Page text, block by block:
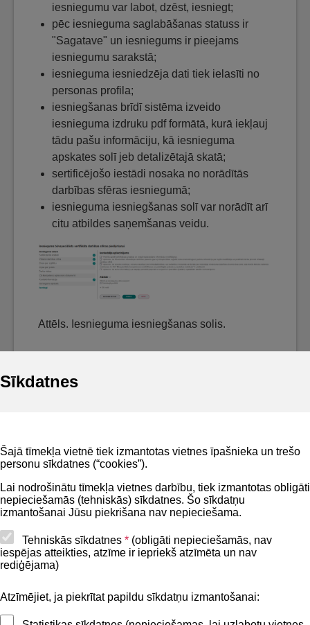
Sīkdatnes
Šajā tīmekļa vietnē tiek izmantotas vietnes īpašnieka un trešo
personu sīkdatnes (“cookies”).
Lai nodrošinātu tīmekļa vietnes darbību, tiek izmantotas obligāti
nepieciešamās (tehniskās) sīkdatnes. Šo sīkdatņu
izmantošanai Jūsu piekrišana nav nepieciešama.
Tehniskās sīkdatnes * (obligāti nepieciešamās, nav
iespējas atteikties, atzīme ir iepriekš atzīmēta un nav
rediģējama)
Atzīmējiet, ja piekrītat papildu sīkdatņu izmantošanai:
iesniegumu var labot, dzēst, iesniegt;
pēc iesnieguma saglabāšanas statuss ir
"Sagatave" un iesniegums ir pieejams
iesniegumu sarakstā;
iesnieguma iesniedzēja dati tiek ielasīti no
personas profila;
iesniegšanas brīdī sistēma izveido
iesnieguma izdruku pdf formātā, kurā iekļauj
tādu pašu informāciju, kā iesnieguma
apskates solī jeb detalizētajā skatā;
sertificējošo iestādi nosaka no norādītās
darbības sfēras iesniegumā;
iesnieguma iesniegšanas solī var norādīt arī
citu atbildes saņemšanas veidu.
Attēls. Iesnieguma iesniegšanas solis.
Privātuma politika
Lapas karte
Piekļūstamības paziņojums
Kontakti